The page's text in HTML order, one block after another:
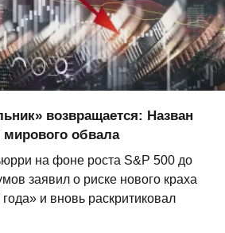
возвращается: Назван
обвала
на фоне роста S&P 500 до
заявил о риске нового краха
и вновь раскритиковал